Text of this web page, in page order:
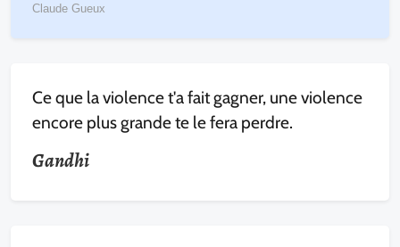
Claude Gueux
Ce que la violence t'a fait gagner, une violence
encore plus grande te le fera perdre.
Gandhi